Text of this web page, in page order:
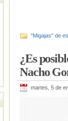
"Migajas" de
¿Es
Nacho
martes, 5 de